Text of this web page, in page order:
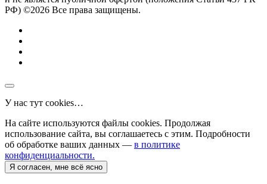
РФ) ©2026 Все права защищены.
У нас тут cookies…
На сайте используются файлы cookies. Продолжая
использование сайта, вы соглашаетесь с этим. Подробности
об обработке ваших данных — в политике
конфиденциальности.
Я согласен, мне всё ясно